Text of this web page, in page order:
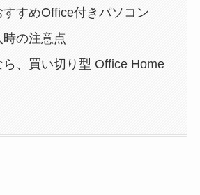
すすめOffice付きパソコン
の注意点
ら、買い切り型 Office Home